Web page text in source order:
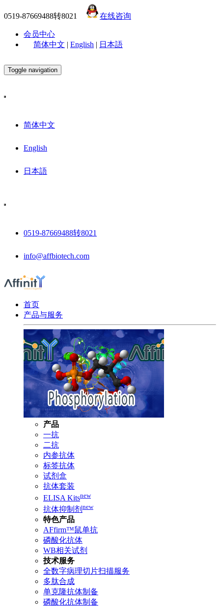
0519-87669488转8021 在线咨询
会员中心
简体中文 | English | 日本語
Toggle navigation
简体中文
English
日本語
0519-87669488转8021
info@affbiotech.com
首页
产品与服务
产品
一抗
二抗
内参抗体
标签抗体
试剂盒
抗体套装
ELISA Kitsnew
抗体抑制剂 new
特色产品
AFfirm™鼠单抗
磷酸化抗体
WB相关试剂
技术服务
全数字病理切片扫描服务
多肽合成
单克隆抗体制备
磷酸化抗体制备